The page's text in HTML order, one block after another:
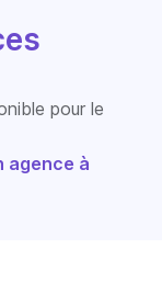
pour le
agence à